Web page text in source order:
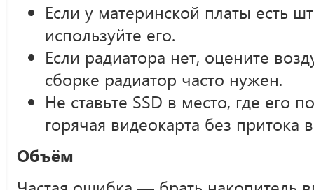
Если у материнской платы есть
используйте его.
Если радиатора нет, оцените
сборке радиатор часто нужен.
Не ставьте SSD в место, где его
горячая видеокарта без притока
Объём